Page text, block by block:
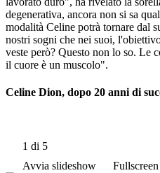
degenerativa, ancora non si sa
modalità Celine potrà tornare dal
nostri sogni che nei suoi,
veste però? Questo non lo so. Le
il cuore è un muscolo".
Celine Dion, dopo 20 anni di
1 di 5
Avvia slideshow
Fullscreen